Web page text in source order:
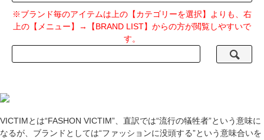
※ブランド毎のアイテムは上の【カテゴリーを選択】よりも、右
上の【メニュー】→【BRAND LIST】からの方が閲覧しやすいで
す。
VICTIMとは“FASHON VICTIM”、直訳では“流行の犠牲者”という意味に
なるが、ブランドとしては“ファッションに没頭する”という意味合いを